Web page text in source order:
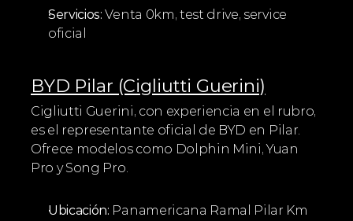
Servicios: Venta 0km, test drive, service
oficial
BYD Pilar (Cigliutti Guerini)
Cigliutti Guerini, con experiencia en el rubro,
es el representante oficial de BYD en Pilar.
Ofrece modelos como Dolphin Mini, Yuan
Pro y Song Pro.
Ubicación: Panamericana Ramal Pilar Km